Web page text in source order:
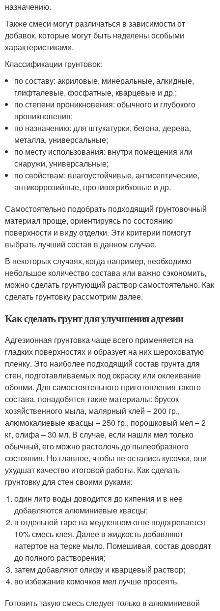
назначению.
Также смеси могут различаться в зависимости от
добавок, которые могут быть наделены особыми
характеристиками.
Классификации грунтовок:
по составу: акриловые, минеральные, алкидные,
глифталевые, фосфатные, кварцевые и др.;
по степени проникновения: обычного и глубокого
проникновения;
по назначению: для штукатурки, бетона, дерева,
металла, универсальные;
по месту использования: внутри помещения или
снаружи, универсальные;
по свойствам: влагоустойчивые, антисептические,
антикоррозийные, противогрибковые и др.
Самостоятельно подобрать подходящий грунтовочный
материал проще, ориентируясь по состоянию
поверхности и виду отделки. Эти критерии помогут
выбрать лучший состав в данном случае.
В некоторых случаях, когда например, необходимо
небольшое количество состава или важно сэкономить,
можно сделать грунтующий раствор самостоятельно. Как
сделать грунтовку рассмотрим далее.
Как сделать грунт для улучшения адгезии
Адгезионная грунтовка чаще всего применяется на
гладких поверхностях и образует на них шероховатую
пленку. Это наиболее подходящий состав грунта для
стен, подготавливаемых под окраску или оклеивание
обоями. Для самостоятельного приготовления такого
состава, понадобятся такие материалы: брусок
хозяйственного мыла, малярный клей – 200 гр.,
алюмокалиевые квасцы – 250 гр., порошковый мел – 2
кг, олифа – 30 мл. В случае, если нашли мел только
обычный, его можно растолочь до пылеобразного
состояния. Но главное, чтобы не остались кусочки, они
ухудшат качество итоговой работы. Как сделать
грунтовку для стен своими руками:
один литр воды доводится до кипения и в нее
добавляются алюминиевые квасцы;
в отдельной таре на медленном огне подогревается
10% смесь клея. Далее в жидкость добавляют
натертое на терке мыло. Помешивая, состав доводят
до полного растворения;
затем добавляют олифу и кварцевый раствор;
во избежание комочков мел лучше просеять.
Готовить такую смесь следует только в алюминиевой